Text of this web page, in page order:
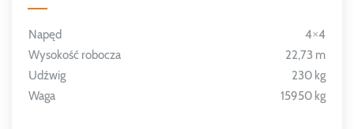
Napęd
4×4
Wysokość robocza
22,73 m
Udźwig
230 kg
Waga
15950 kg